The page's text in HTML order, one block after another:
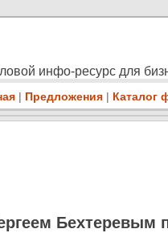
инфо-ресурс для
| Предложения | Каталог
Бехтеревым